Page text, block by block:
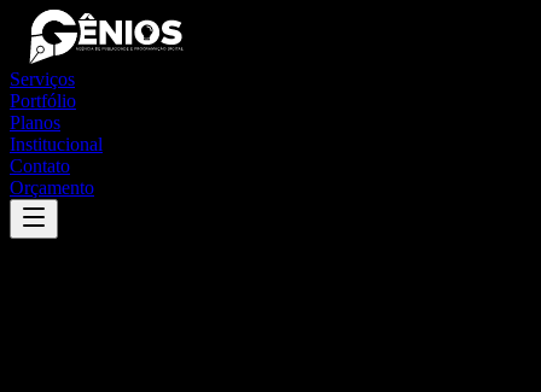
Serviços
Portfólio
Planos
Institucional
Contato
Orçamento